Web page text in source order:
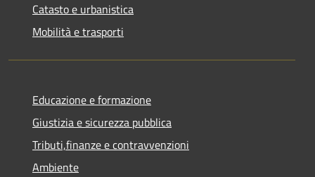
Catasto e urbanistica
Mobilità e trasporti
Educazione e formazione
Giustizia e sicurezza pubblica
Tributi,finanze e contravvenzioni
Ambiente